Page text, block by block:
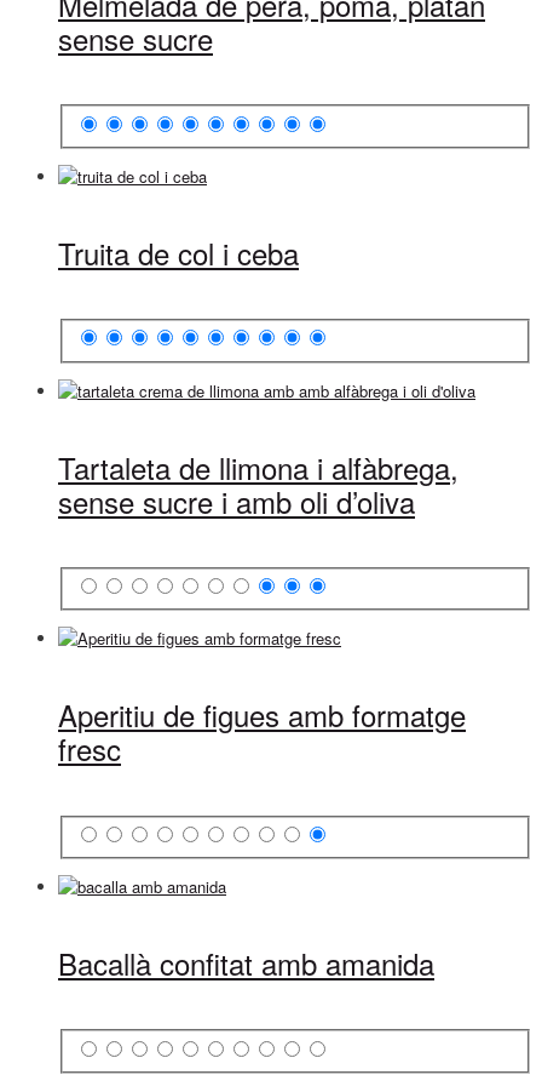
sense sucre
Truita de col i ceba
Tartaleta de llimona i alfàbrega,
sense sucre i amb oli d’oliva
Aperitiu de figues amb formatge
fresc
Bacallà confitat amb amanida